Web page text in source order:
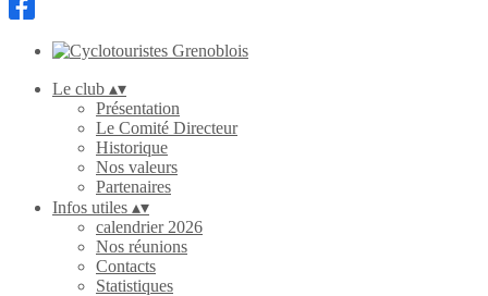
Le club ▴▾
Présentation
Le Comité Directeur
Historique
Nos valeurs
Partenaires
Infos utiles ▴▾
calendrier 2026
Nos réunions
Contacts
Statistiques